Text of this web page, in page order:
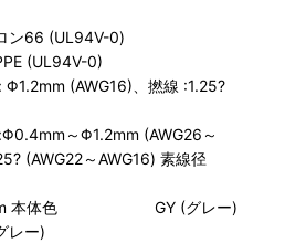
66 (UL94V-0)
(UL94V-0)
(AWG16)、撚線 :1.25?
～Φ1.2mm (AWG26～
(AWG22～AWG16) 素線径
本体色 GY (グレー)
レー)